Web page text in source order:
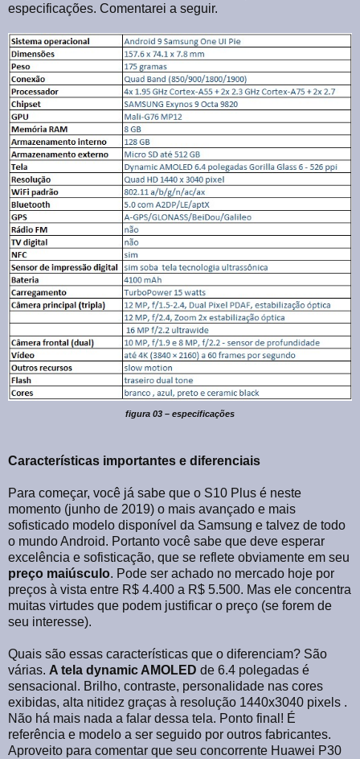
especificações. Comentarei a seguir.
figura 03 – especificações
Características importantes e diferenciais
Para começar, você já sabe que o S10 Plus é neste
momento (junho de 2019) o mais avançado e mais
sofisticado modelo disponível da Samsung e talvez de todo
o mundo Android. Portanto você sabe que deve esperar
excelência e sofisticação, que se reflete obviamente em seu
preço maiúsculo. Pode ser achado no mercado hoje por
preços à vista entre R$ 4.400 a R$ 5.500. Mas ele concentra
muitas virtudes que podem justificar o preço (se forem de
seu interesse).
Quais são essas características que o diferenciam? São
várias. A tela dynamic AMOLED de 6.4 polegadas é
sensacional. Brilho, contraste, personalidade nas cores
exibidas, alta nitidez graças à resolução 1440x3040 pixels .
Não há mais nada a falar dessa tela. Ponto final! É
referência e modelo a ser seguido por outros fabricantes.
Aproveito para comentar que seu concorrente Huawei P30